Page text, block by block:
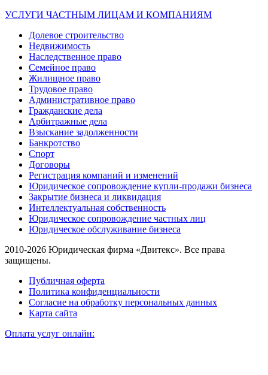
УСЛУГИ ЧАСТНЫМ ЛИЦАМ И КОМПАНИЯМ
Долевое строительство
Недвижимость
Наследственное право
Семейное право
Жилищное право
Трудовое право
Административное право
Гражданские дела
Арбитражные дела
Взыскание задолженности
Банкротство
Спорт
Договоры
Регистрация компаний и изменений
Юридическое сопровождение купли-продажи бизнеса
Закрытие бизнеса и ликвидация
Интеллектуальная собственность
Юридическое сопровождение частных лиц
Юридическое обслуживание бизнеса
2010-2026 Юридическая фирма «Двитекс». Все права
защищены.
Публичная оферта
Политика конфиденциальности
Согласие на обработку персональных данных
Карта сайта
Оплата услуг онлайн: